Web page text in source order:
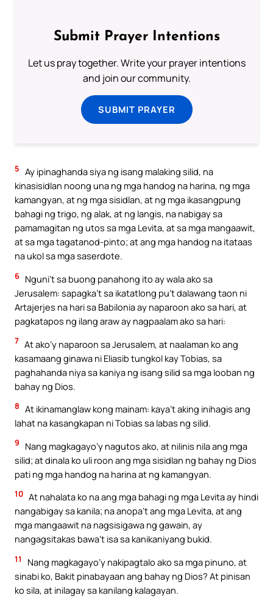
Submit Prayer Intentions
Let us pray together. Write your prayer intentions
and join our community.
SUBMIT PRAYER
5 Ay ipinaghanda siya ng isang malaking silid, na
kinasisidlan noong una ng mga handog na harina, ng mga
kamangyan, at ng mga sisidlan, at ng mga ikasangpung
bahagi ng trigo, ng alak, at ng langis, na nabigay sa
pamamagitan ng utos sa mga Levita, at sa mga mangaawit,
at sa mga tagatanod-pinto; at ang mga handog na itataas
na ukol sa mga saserdote.
6 Nguni’t sa buong panahong ito ay wala ako sa
Jerusalem: sapagka’t sa ikatatlong pu’t dalawang taon ni
Artajerjes na hari sa Babilonia ay naparoon ako sa hari, at
pagkatapos ng ilang araw ay nagpaalam ako sa hari:
7 At ako’y naparoon sa Jerusalem, at naalaman ko ang
kasamaang ginawa ni Eliasib tungkol kay Tobias, sa
paghahanda niya sa kaniya ng isang silid sa mga looban ng
bahay ng Dios.
8 At ikinamanglaw kong mainam: kaya’t aking inihagis ang
lahat na kasangkapan ni Tobias sa labas ng silid.
9
Nang magkagayo’y nagutos ako, at nilinis nila ang mga
silid; at dinala ko uli roon ang mga sisidlan ng bahay ng Dios
pati ng mga handog na harina at ng kamangyan.
10 At nahalata ko na ang mga bahagi ng mga Levita ay hindi
nangabigay sa kanila; na anopa’t ang mga Levita, at ang
mga mangaawit na nagsisigawa ng gawain, ay
nangagsitakas bawa’t isa sa kanikaniyang bukid.
11
Nang magkagayo’y nakipagtalo ako sa mga pinuno, at
sinabi ko, Bakit pinabayaan ang bahay ng Dios? At pinisan
ko sila, at inilagay sa kanilang kalagayan.